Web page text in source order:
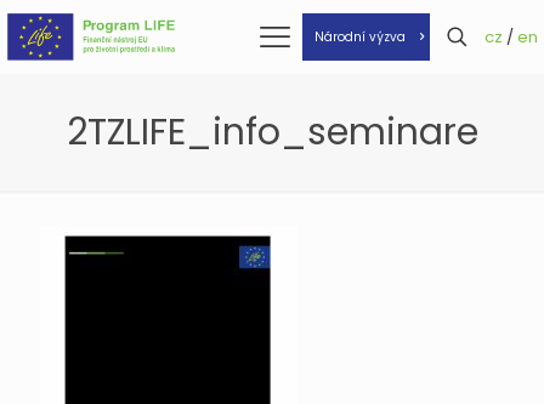
Národní výzva cz / en
2TZLIFE_info_seminare